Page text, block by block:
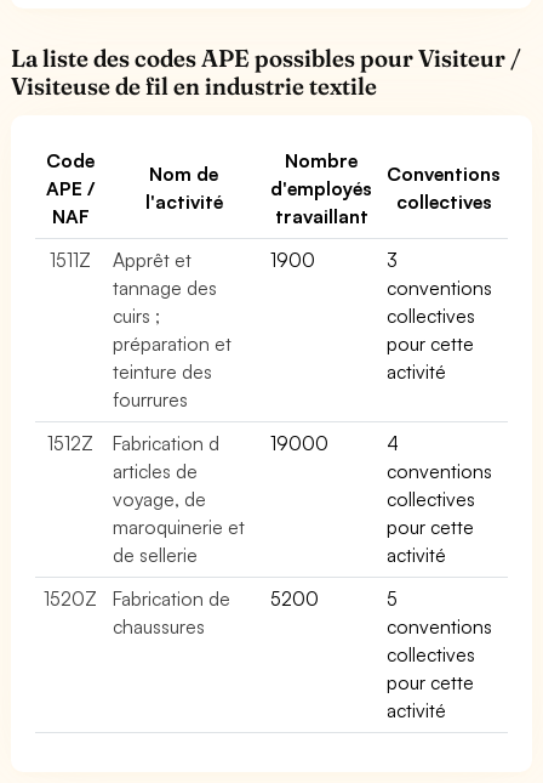
La liste des codes APE possibles pour Visiteur /
Visiteuse de fil en industrie textile
Code
APE /
NAF
Nom de
l'activité
Nombre
d'employés
travaillant
Conventions
collectives
1511Z
Apprêt et
tannage des
cuirs ;
préparation et
teinture des
fourrures
1900
3
conventions
collectives
pour cette
activité
1512Z
Fabrication d
articles de
voyage, de
maroquinerie et
de sellerie
19000
4
conventions
collectives
pour cette
activité
1520Z
Fabrication de
chaussures
5200
5
conventions
collectives
pour cette
activité